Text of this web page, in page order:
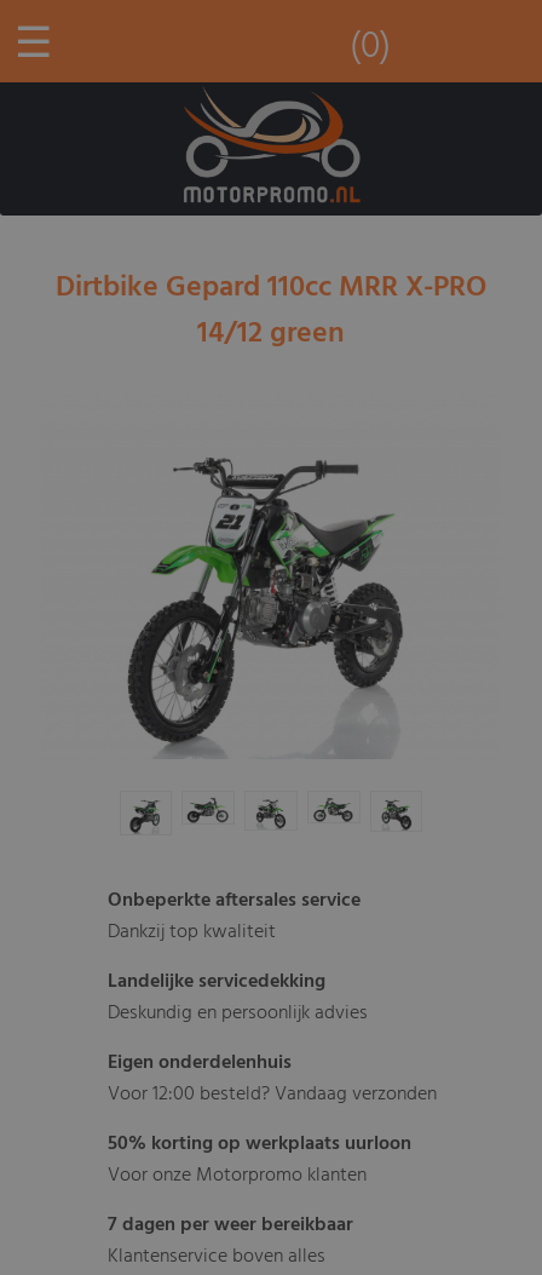
☰ (0)
Dirtbike Gepard 110cc MRR X-PRO
14/12 green
Onbeperkte aftersales service
Dankzij top kwaliteit
Landelijke servicedekking
Deskundig en persoonlijk advies
Eigen onderdelenhuis
Voor 12:00 besteld? Vandaag verzonden
50% korting op werkplaats uurloon
Voor onze Motorpromo klanten
7 dagen per weer bereikbaar
Klantenservice boven alles